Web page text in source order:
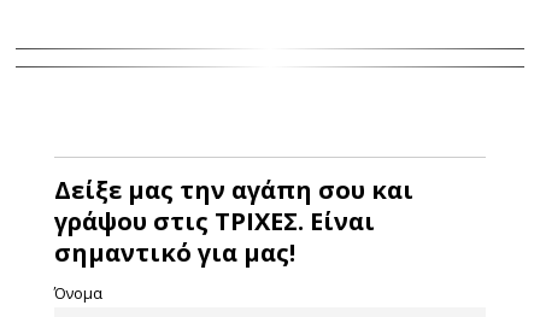
Δείξε μας την αγάπη σου και
γράψου στις ΤΡΙΧΕΣ. Είναι
σημαντικό για μας!
Όνομα